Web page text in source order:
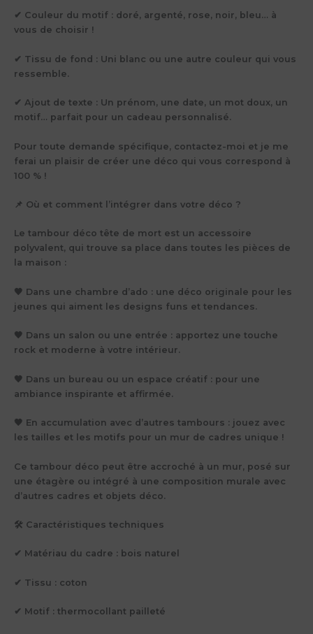
✔ Couleur du motif : doré, argenté, rose, noir, bleu… à
vous de choisir !
✔ Tissu de fond : Uni blanc ou une autre couleur qui vous
ressemble.
✔ Ajout de texte : Un prénom, une date, un mot doux, un
motif… parfait pour un cadeau personnalisé.
Pour toute demande spécifique, contactez-moi et je me
ferai un plaisir de créer une déco qui vous correspond à
100 % !
📌 Où et comment l’intégrer dans votre déco ?
Le tambour déco tête de mort est un accessoire
polyvalent, qui trouve sa place dans toutes les pièces de
la maison :
🖤 Dans une chambre d’ado : une déco originale pour les
jeunes qui aiment les designs funs et tendances.
🖤 Dans un salon ou une entrée : apportez une touche
rock et moderne à votre intérieur.
🖤 Dans un bureau ou un espace créatif : pour une
ambiance inspirante et affirmée.
🖤 En accumulation avec d’autres tambours : jouez avec
les tailles et les motifs pour un mur de cadres unique !
Ce tambour déco peut être accroché à un mur, posé sur
une étagère ou intégré à une composition murale avec
d’autres cadres et objets déco.
🛠 Caractéristiques techniques
✔ Matériau du cadre : bois naturel
✔ Tissu : coton
✔ Motif : thermocollant pailleté